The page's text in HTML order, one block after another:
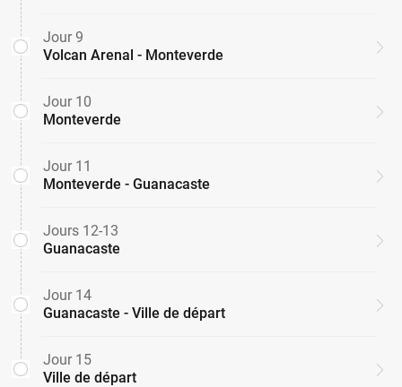
Jour 9
Volcan Arenal - Monteverde
Jour 10
Monteverde
Jour 11
Monteverde - Guanacaste
Jours 12-13
Guanacaste
Jour 14
Guanacaste - Ville de départ
Jour 15
Ville de départ